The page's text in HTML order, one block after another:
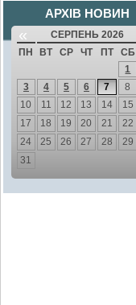
АРХІВ НОВИН
« СЕРПЕНЬ 2026
ПН ВТ СР ЧТ ПТ СБ
1
3
4 5 6 7 8
10
11 12 13 14 15
17
18 19 20 21 22
24
25 26 27 28 29
31